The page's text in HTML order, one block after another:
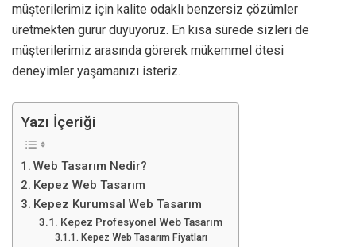
müşterilerimiz için kalite odaklı benzersiz çözümler
üretmekten gurur duyuyoruz. En kısa sürede sizleri de
müşterilerimiz arasında görerek mükemmel ötesi
deneyimler yaşamanızı isteriz.
Yazı İçeriği
Web Tasarım Nedir?
Kepez Web Tasarım
Kepez Kurumsal Web Tasarım
Kepez Profesyonel Web Tasarım
Kepez Web Tasarım Fiyatları